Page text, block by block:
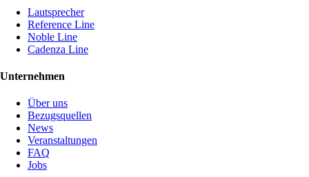
Lautsprecher
Reference Line
Noble Line
Cadenza Line
Unternehmen
Über uns
Bezugsquellen
News
Veranstaltungen
FAQ
Jobs